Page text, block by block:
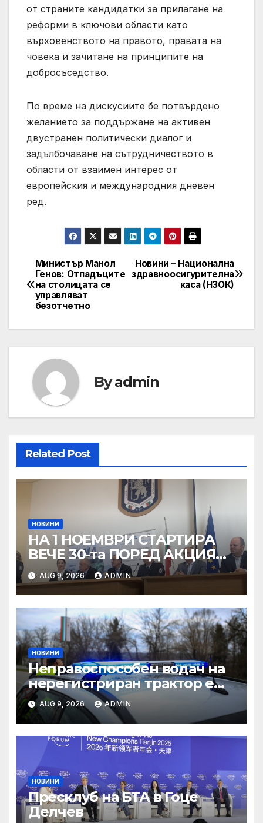
от страните кандидатки за прилагане на
реформи в ключови области като
върховенството на правото, правата на
човека и зачитане на принципите на
добросъседство.
По време на дискусиите бе потвърдено
желанието за поддържане на активен
двустранен политически диалог и
задълбочаване на сътрудничеството в
области от взаимен интерес от
европейския и международния дневен
ред.
Post
navigation
Новини – Национална
здравноосигурителна
каса (НЗОК)
Министър Манол
Генов: Отпадъците
на столицата се
управляват
безотчетно
Byadmin
Related Post
НОВИНИ
НА 1 НОЕМВРИ СТАРТИРА
ВЕЧЕ 30-та ПОРЕД АКЦИЯ
„ЗИМА“
AUG 9, 2026 ADMIN
НОВИНИ
Неправоспособен водач на
нерегистриран трактор е
спрян в Търговище –
Новини Търговище
AUG 9, 2026 ADMIN
НОВИНИ
Пресклуб на БТА в Гоце
Делчев